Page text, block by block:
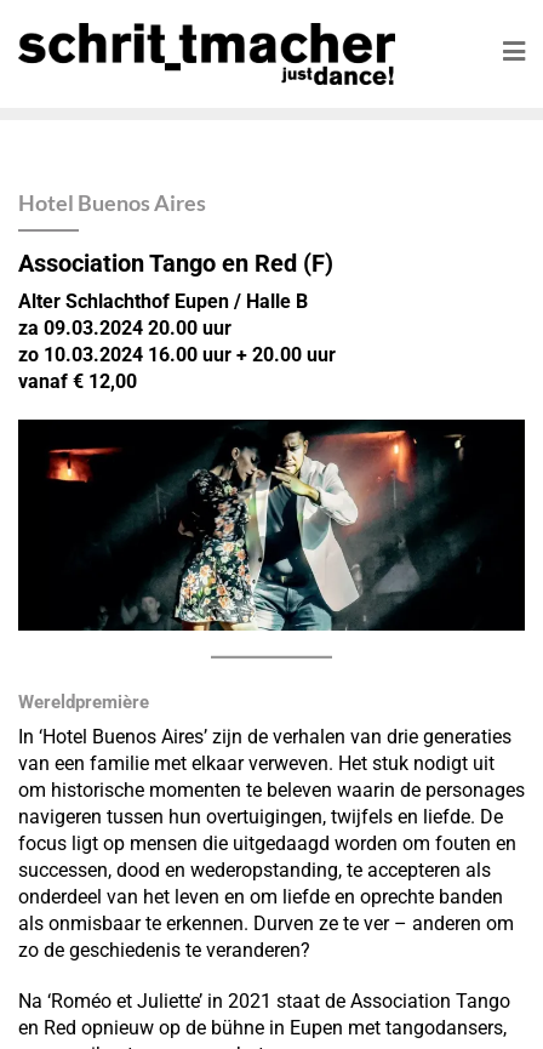
Hotel Buenos Aires
Association Tango en Red (F)
Alter Schlachthof Eupen / Halle B
za 09.03.2024 20.00 uur
zo 10.03.2024 16.00 uur + 20.00 uur
vanaf € 12,00
Wereldpremière
In ‘Hotel Buenos Aires’ zijn de verhalen van drie generaties
van een familie met elkaar verweven. Het stuk nodigt uit
om historische momenten te beleven waarin de personages
navigeren tussen hun overtuigingen, twijfels en liefde. De
focus ligt op mensen die uitgedaagd worden om fouten en
successen, dood en wederopstanding, te accepteren als
onderdeel van het leven en om liefde en oprechte banden
als onmisbaar te erkennen. Durven ze te ver – anderen om
zo de geschiedenis te veranderen?
Na ‘Roméo et Juliette’ in 2021 staat de Association Tango
en Red opnieuw op de bühne in Eupen met tangodansers,